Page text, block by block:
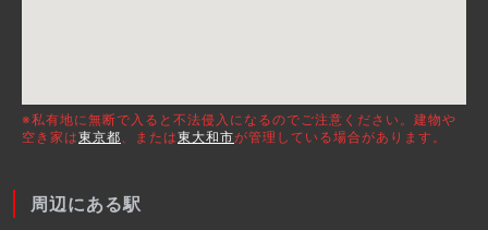
※私有地に無断で入ると不法侵入になるのでご注意ください。建物や
空き家は東京都、または東大和市が管理している場合があります。
周辺にある駅